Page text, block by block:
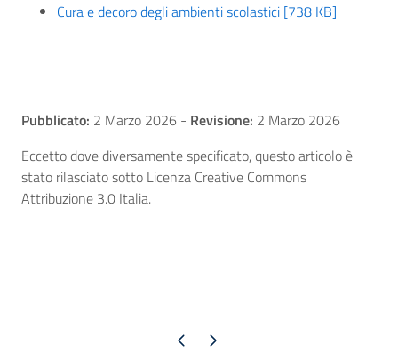
Cura e decoro degli ambienti scolastici [738 KB]
Pubblicato: 2 Marzo 2026 - Revisione: 2 Marzo 2026
Eccetto dove diversamente specificato, questo articolo è
stato rilasciato sotto Licenza Creative Commons
Attribuzione 3.0 Italia.
Pagina precedente
Pagina successiva